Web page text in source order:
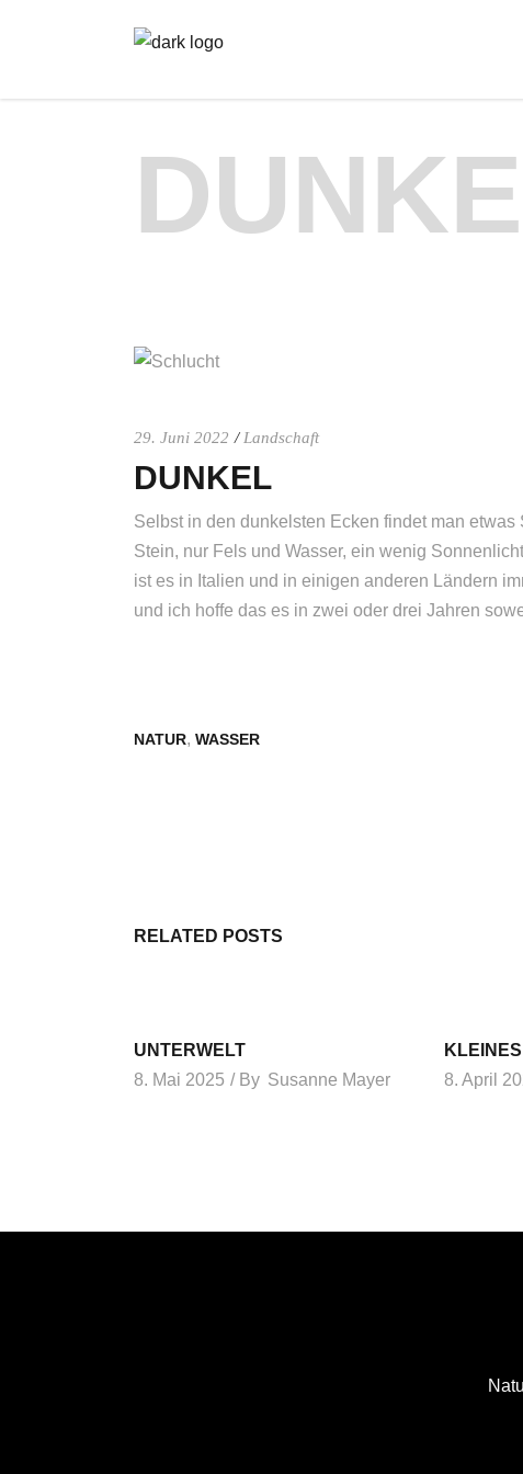
29. Juni 2022 Landschaft
DUNKEL
Selbst in den dunkelsten Ecken findet man
Stein, nur Fels und Wasser, ein wenig
ist es in Italien und in einigen anderen Ländern
und ich hoffe das es in zwei oder drei Jahren
NATUR, WASSER
RELATED POSTS
UNTERWELT
8. Mai 2025
By Susanne Mayer
8. April